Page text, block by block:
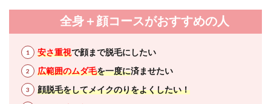
全身＋顔コースがおすすめの人
安さ重視で顔まで脱毛にしたい
広範囲のムダ毛を一度に済ませたい
顔脱毛をしてメイクのりをよくしたい！